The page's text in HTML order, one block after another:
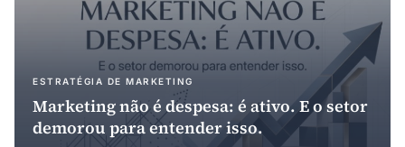
ESTRATÉGIA DE MARKETING
Marketing não é despesa: é ativo. E o setor
demorou para entender isso.